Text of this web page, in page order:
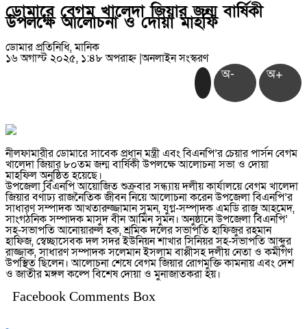
ডোমারে বেগম খালেদা জিয়ার জন্ম বার্ষিকী
উপলক্ষে আলোচনা ও দোয়া মাহফি
ডোমার প্রতিনিধি, মানিক
১৬ অগাস্ট ২০২৫, ১:৪৮ অপরাহ্ন|অনলাইন সংস্করণ
অ- অ+
নীলফামারীর ডোমারে সাবেক প্রধান মন্ত্রী এবং বিএনপি’র চেয়ার পার্সন বেগম
খালেদা জিয়ার ৮০তম জন্ম বার্ষিকী উপলক্ষে আলোচনা সভা ও দোয়া
মাহফিল অনুষ্ঠিত হয়েছে।
উপজেলা বিএনপি আয়োজিত শুক্রবার সন্ধ্যায় দলীয় কার্যালয়ে বেগম খালেদা
জিয়ার বর্ণাঢ্য রাজনৈতিক জীবন নিয়ে আলোচনা করেন উপজেলা বিএনপি’র
সাধারণ সম্পাদক আখতারুজ্জামান সুমন, যুগ্ন-সম্পাদক এমডি রাজু আহমেদ,
সাংগঠনিক সম্পাদক মাসুদ বীন আমিন সুমন। অনুষ্ঠানে উপজেলা বিএনপি’
সহ-সভাপতি আনোয়ারুল হক, শ্রমিক দলের সভাপতি হাফিজুর রহমান
হাফিজ, স্বেচ্ছাসেবক দল সদর ইউনিয়ন শাখার সিনিয়র সহ-সভাপতি আব্দুর
রাজ্জাক, সাধারণ সম্পাদক সলেমান ইসলাম বাপ্পীসহ দলীয় নেতা ও কর্মীগণ
উপস্থিত ছিলেন। আলোচনা শেষে বেগম জিয়ার রোগমুক্তি কামনায় এবং দেশ
ও জাতীর মঙ্গল কল্পে বিশেষ দোয়া ও মুনাজাতকরা হয়।
Facebook Comments Box